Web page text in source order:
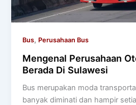
Bus, Perusahaan Bus
Mengenal Perusahaan
Berada Di Sulawesi
Bus merupakan moda
banyak diminati dan hampir